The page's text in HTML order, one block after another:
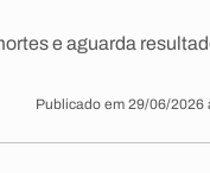
e aguarda
Publicado em 29/06/2026